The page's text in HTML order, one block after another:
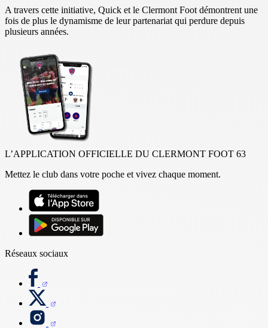
A travers cette initiative, Quick et le Clermont Foot démontrent une
fois de plus le dynamisme de leur partenariat qui perdure depuis
plusieurs années.
L’APPLICATION OFFICIELLE DU CLERMONT FOOT 63
Mettez le club dans votre poche et vivez chaque moment.
Réseaux sociaux